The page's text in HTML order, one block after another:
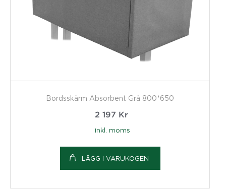
Bordsskärm Absorbent Grå 800*650
2 197 Kr
inkl. moms
LÄGG I VARUKOGEN